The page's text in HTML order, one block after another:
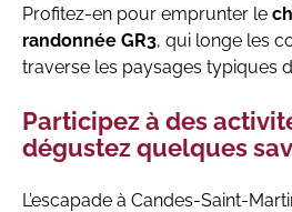
Profitez-en pour emprunter le
randonnée GR3, qui longe les
traverse les paysages typiques
Participez à des
dégustez quelques
L’escapade à Candes-Saint-